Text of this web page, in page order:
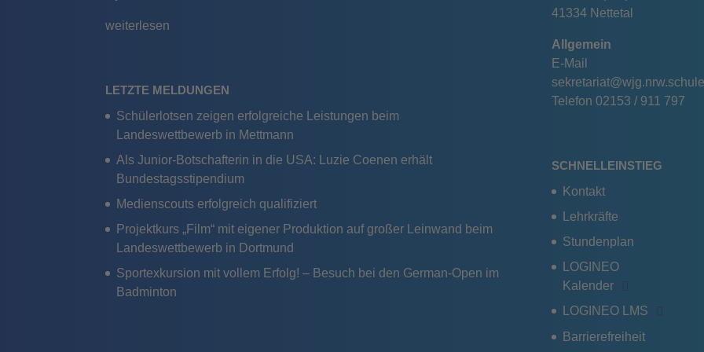
weiterlesen
LETZTE MELDUNGEN
Schülerlotsen zeigen erfolgreiche Leistungen beim
Landeswettbewerb in Mettmann
Als Junior-Botschafterin in die USA: Luzie Coenen erhält
Bundestagsstipendium
Medienscouts erfolgreich qualifiziert
Projektkurs „Film“ mit eigener Produktion auf großer Leinwand beim
Landeswettbewerb in Dortmund
Sportexkursion mit vollem Erfolg! – Besuch bei den German-Open im
Badminton
41334 Nettetal
Allgemein
E-Mail
sekretariat@wjg.nrw.schule
Telefon 02153 / 911 797
SCHNELLEINSTIEG
Kontakt
Lehrkräfte
Stundenplan
LOGINEO
Kalender
LOGINEO LMS
Barrierefreiheit